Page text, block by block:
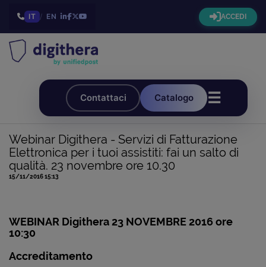
IT / EN ACCEDI
Contattaci Catalogo ☰
Webinar Digithera - Servizi di Fatturazione
Elettronica per i tuoi assistiti: fai un salto di
qualità. 23 novembre ore 10.30
15/11/2016 15:13
WEBINAR Digithera 23 NOVEMBRE 2016 ore
10:30
Accreditamento